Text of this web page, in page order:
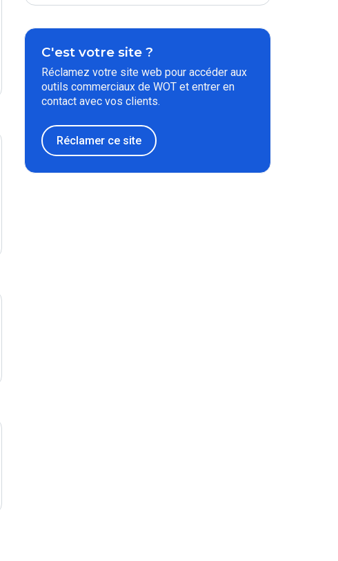
C'est votre site ?
Réclamez votre site web pour accéder aux
outils commerciaux de WOT et entrer en
contact avec vos clients.
Réclamer ce site